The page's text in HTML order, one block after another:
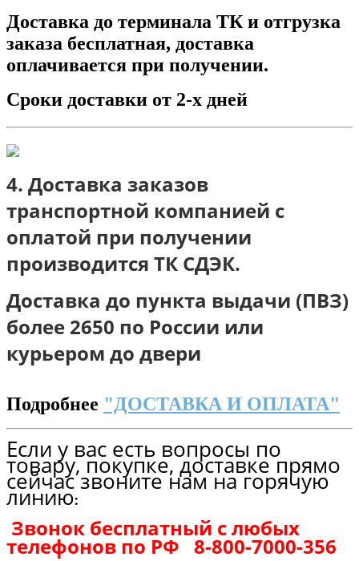
Доставка до терминала ТК и отгрузка
заказа бесплатная, доставка
оплачивается при получении.
Сроки доставки от 2-х дней
4. Доставка заказов
транспортной компанией с
оплатой при получении
производится ТК СДЭК.
Доставка до пункта выдачи (ПВЗ)
более 2650 по России или
курьером до двери
Подробнее "ДОСТАВКА И ОПЛАТА"
Если у вас есть вопросы по
товару, покупке, доставке прямо
сейчас звоните нам на горячую
линию:
Звонок бесплатный с любых
телефонов по РФ 8-800-7000-356